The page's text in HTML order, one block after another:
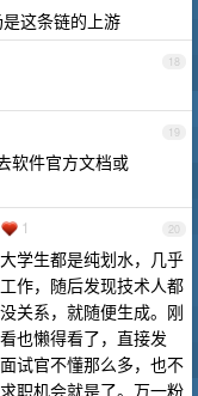
这条链的上游
18
19
软件官方文档或
20
1
学生都是纯划水，几乎
作，随后发现技术人都
关系，就随便生成。刚
也懒得看了，直接发
试官不懂那么多，也不
职机会就是了。万一粉